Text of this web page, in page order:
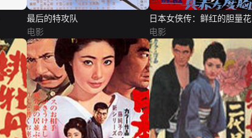
最后的特攻队
电影
日本女侠传：鲜红的胆量花
电影